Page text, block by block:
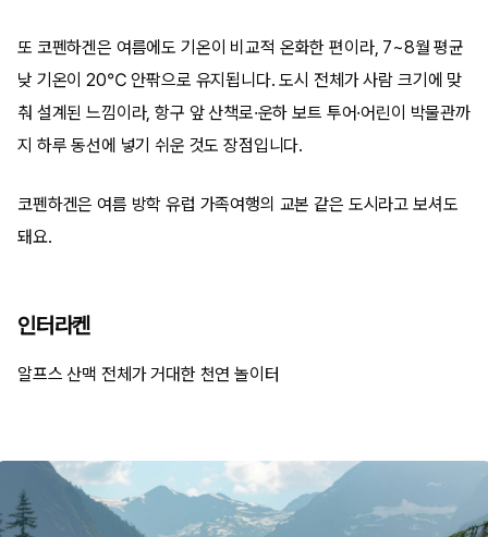
또 코펜하겐은 여름에도 기온이 비교적 온화한 편이라, 7~8월 평균
낮 기온이 20℃ 안팎으로 유지됩니다. 도시 전체가 사람 크기에 맞
춰 설계된 느낌이라, 항구 앞 산책로·운하 보트 투어·어린이 박물관까
지 하루 동선에 넣기 쉬운 것도 장점입니다.
코펜하겐은 여름 방학 유럽 가족여행의 교본 같은 도시라고 보셔도
돼요.
인터라켄
알프스 산맥 전체가 거대한 천연 놀이터